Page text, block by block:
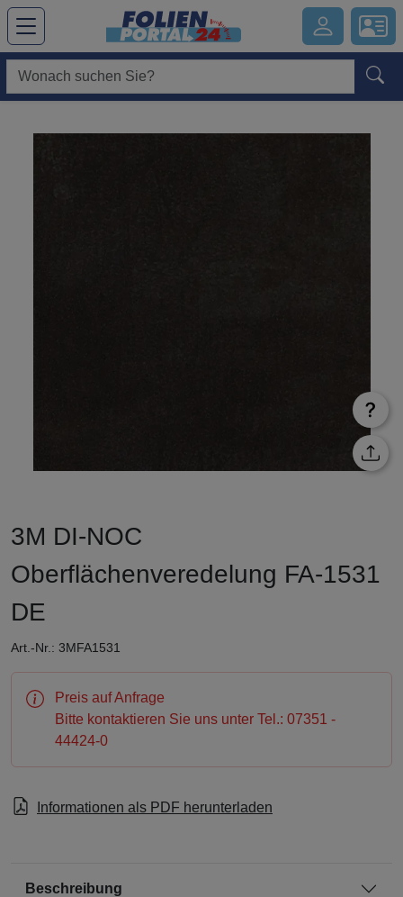
Hauptregion der Seite anspringen
3M DI-NOC
Oberflächenveredelung FA-1531
DE
Art.-Nr.: 3MFA1531
Preis auf Anfrage
Bitte kontaktieren Sie uns unter Tel.: 07351 -
44424-0
Informationen als PDF herunterladen
Beschreibung